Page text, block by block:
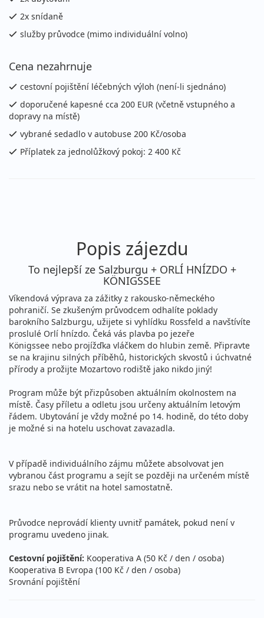
2x snídaně
služby průvodce (mimo individuální volno)
Cena nezahrnuje
cestovní pojištění léčebných výloh (není-li sjednáno)
doporučené kapesné cca 200 EUR (včetně vstupného a
dopravy na místě)
vybrané sedadlo v autobuse 200 Kč/osoba
Příplatek za jednolůžkový pokoj: 2 400 Kč
Popis zájezdu
To nejlepší ze Salzburgu + ORLÍ HNÍZDO +
KÖNIGSSEE
Víkendová výprava za zážitky z rakousko-německého
pohraničí. Se zkušeným průvodcem odhalíte poklady
barokního Salzburgu, užijete si vyhlídku Rossfeld a navštívíte
proslulé Orlí hnízdo. Čeká vás plavba po jezeře
Königssee nebo projížďka vláčkem do hlubin země. Připravte
se na krajinu silných příběhů, historických skvostů i úchvatné
přírody a prožijte Mozartovo rodiště jako nikdo jiný!
Program může být přizpůsoben aktuálním okolnostem na
místě. Časy příletu a odletu jsou určeny aktuálním letovým
řádem. Ubytování je vždy možné po 14. hodině, do této doby
je možné si na hotelu uschovat zavazadla.
V případě individuálního zájmu můžete absolvovat jen
vybranou část programu a sejít se později na určeném místě
srazu nebo se vrátit na hotel samostatně.
Průvodce neprovádí klienty uvnitř památek, pokud není v
programu uvedeno jinak.
Cestovní pojištění: Kooperativa A (50 Kč / den / osoba)
Kooperativa B Evropa (100 Kč / den / osoba)
Srovnání pojištění